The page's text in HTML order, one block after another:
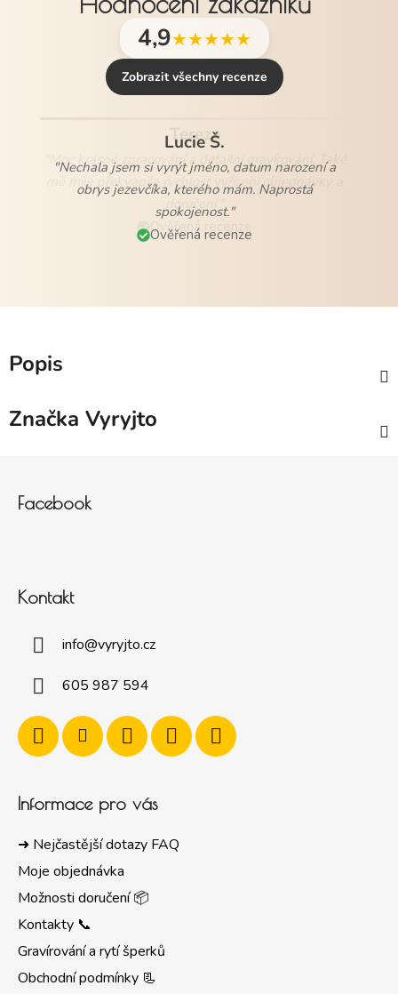
4,9★★★★★
Zobrazit všechny recenze
Lucie Š.
"Nechala jsem si vyrýt jméno, datum narození a
obrys jezevčíka, kterého mám. Naprostá
spokojenost."
Ověřená recenze
Popis
Značka Vyryjto
Facebook
Kontakt
info@vyryjto.cz
605 987 594
Informace pro vás
➜ Nejčastější dotazy FAQ
Moje objednávka
Možnosti doručení 📦
Kontakty 📞
Gravírování a rytí šperků
Obchodní podmínky 📃